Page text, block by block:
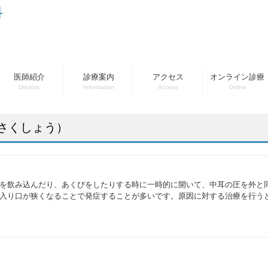
医師紹介
Doctors
診療案内
Information
アクセス
Access
オンライン診療
Online
くしょう）
み込んだり、あくびをしたりする時に一時的に開いて、中耳の圧を外と
り口が狭くなることで発症することが多いです。原因に対する治療を行